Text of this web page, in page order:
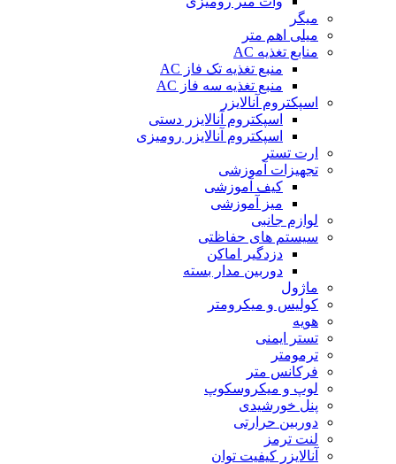
میگر
میلی اهم متر
منابع تغذیه AC
منبع تغذیه تک فاز AC
منبع تغذیه سه فاز AC
اسپکتروم آنالایزر
اسپکتروم آنالایزر دستی
اسپکتروم آنالایزر رومیزی
ارت تستر
تجهیزات آموزشی
کیف آموزشی
میز آموزشی
لوازم جانبی
سیستم های حفاظتی
دزدگیر اماکن
دوربین مدار بسته
ماژول
کولیس و میکرومتر
هویه
تستر ایمنی
ترمومتر
فرکانس متر
لوپ و میکروسکوپ
پنل خورشیدی
دوربین حرارتی
لنت ترمز
آنالایزر کیفیت توان